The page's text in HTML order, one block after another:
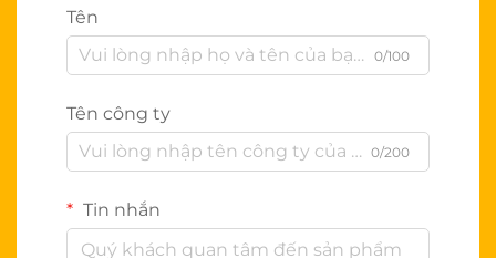
Tên
0/100
Tên công ty
0/200
Tin nhắn